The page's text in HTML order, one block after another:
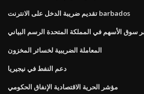
تقديم ضريبة الدخل على الانترنت barbados
سوق الأسهم في المملكة المتحدة الرسم البياني
المعاملة الضريبية لخسائر المخزون
دعم النفط في نيجيريا
مؤشر الحرية الاقتصادية الإنفاق الحكومي